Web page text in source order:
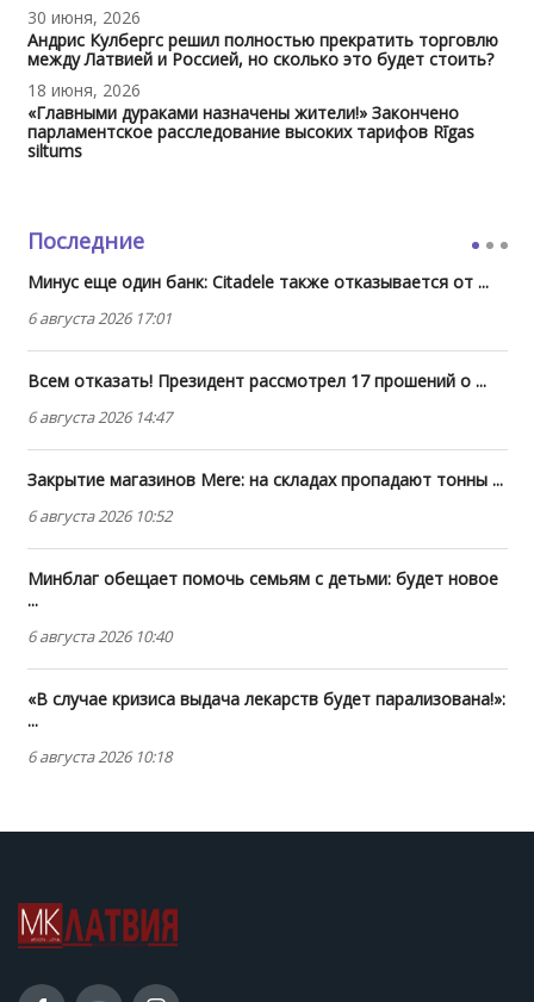
30 июня, 2026
Андрис Кулбергс решил полностью прекратить торговлю
между Латвией и Россией, но сколько это будет стоить?
18 июня, 2026
«Главными дураками назначены жители!» Закончено
парламентское расследование высоких тарифов Rīgas
siltums
Последние
Минус еще один банк: Citadele также отказывается от ...
6 августа 2026 17:01
Всем отказать! Президент рассмотрел 17 прошений о ...
6 августа 2026 14:47
Закрытие магазинов Mere: на складах пропадают тонны ...
6 августа 2026 10:52
Минблаг обещает помочь семьям с детьми: будет новое
...
6 августа 2026 10:40
«В случае кризиса выдача лекарств будет парализована!»:
...
6 августа 2026 10:18